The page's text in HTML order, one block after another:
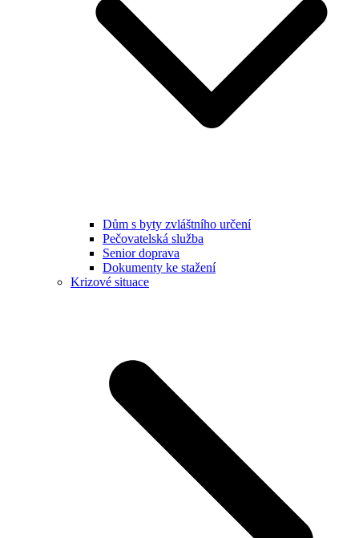
Dům s byty zvláštního určení
Pečovatelská služba
Senior doprava
Dokumenty ke stažení
Krizové situace